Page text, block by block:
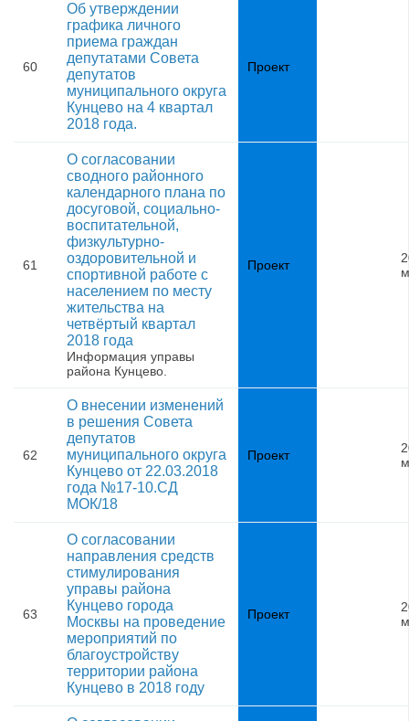
60
Об утверждении
графика личного
приема граждан
депутатами Совета
депутатов
муниципального округа
Кунцево на 4 квартал
2018 года.
Проект
61
О согласовании
сводного районного
календарного плана по
досуговой, социально-
воспитательной,
физкультурно-
оздоровительной и
спортивной работе с
населением по месту
жительства на
четвёртый квартал
2018 года
Информация управы
района Кунцево.
Проект
62
О внесении изменений
в решения Совета
депутатов
муниципального округа
Кунцево от 22.03.2018
года №17-10.СД
МОК/18
Проект
63
О согласовании
направления средств
стимулирования
управы района
Кунцево города
Москвы на проведение
мероприятий по
благоустройству
территории района
Кунцево в 2018 году
Проект